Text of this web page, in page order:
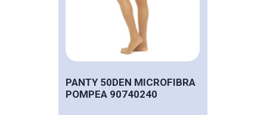
PANTY 50DEN MICROFIBRA
POMPEA 90740240